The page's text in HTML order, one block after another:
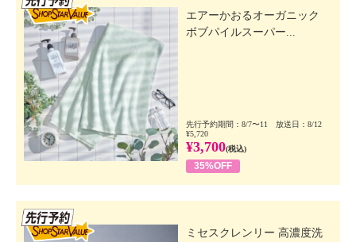
エアーかおるオーガニック
ボブパイルスーパー...
先行予約期間：8/7〜11 放送日：8/12
¥5,720
¥3,700(税込)
35%OFF
ミセスクレンリー 高濃度洗